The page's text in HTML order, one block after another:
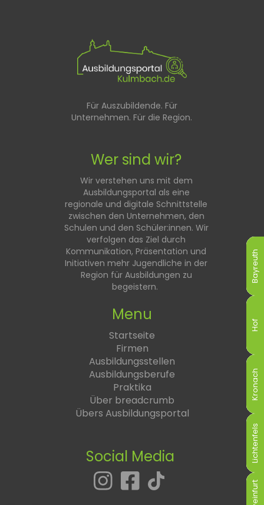
Bayreuth
Hof
Kronach
Lichtenfels
Bayreuth
Hof
Kronach
Lichtenfels
Bayreuth
Hof
Kronach
Lichtenfels
Bayreuth
Hof
Kronach
Lichtenfels
Bayreuth
Hof
Kronach
Lichtenfels
Bayreuth
Hof
Kronach
Lichtenfels
Für Auszubildende. Für
Unternehmen. Für die Region.
Wer sind wir?
Wir verstehen uns mit dem
Ausbildungsportal als eine
regionale und digitale Schnittstelle
zwischen den Unternehmen, den
Schulen und den Schüler:innen. Wir
verfolgen das Ziel durch
Kommunikation, Präsentation und
Initiativen mehr Jugendliche in der
Region für Ausbildungen zu
begeistern.
Menu
Startseite
Firmen
Ausbildungsstellen
Ausbildungsberufe
Praktika
Über breadcrumb
Übers Ausbildungsportal
Social Media